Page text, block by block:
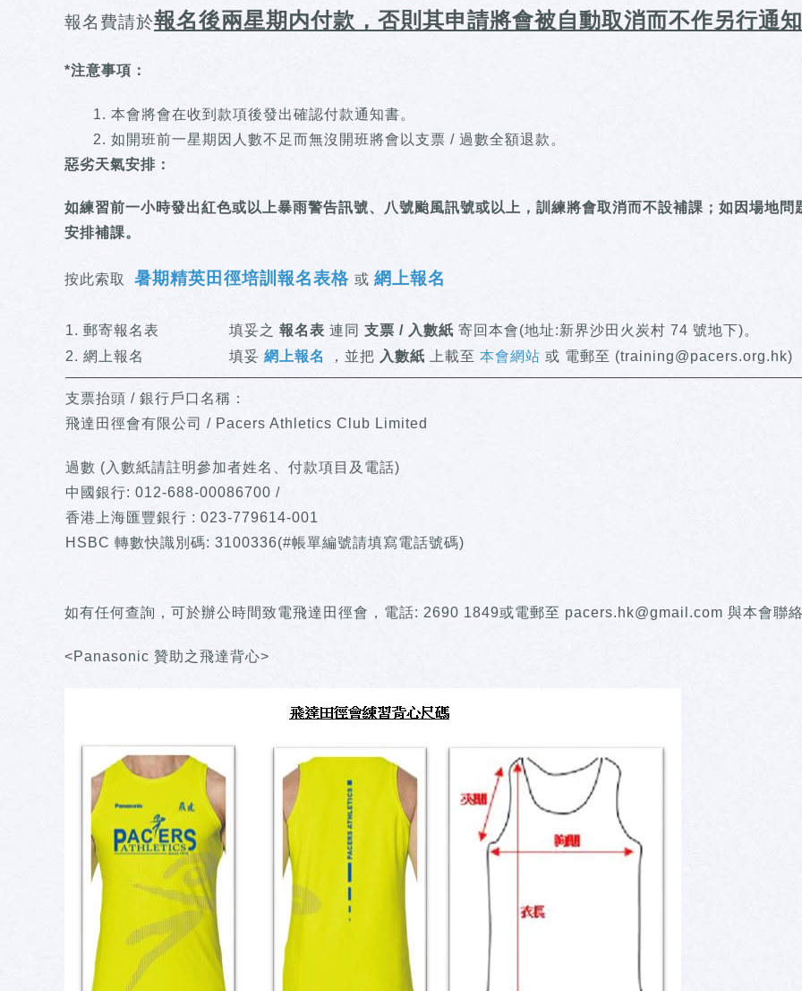
報名費請於報名後兩星期内付款，否則其申請將會被自動取消而不作另行通
*注意事項：
本會將會在收到款項後發出確認付款通知書。
如開班前一星期因人數不足而無沒開班將會以支票 / 過數全額退款。
惡劣天氣安排：
如練習前一小時發出紅色或以上暴雨警告訊號、八號颱風訊號或以上，訓練將會取消而不設補課；如因場地
安排補課。
按此索取 暑期精英田徑培訓報名表格 或 網上報名
1. 郵寄報名表 填妥之 報名表 連同 支票 / 入數紙 寄回本會(地址:新界沙田火炭村 74 號地下)。
2. 網上報名
填妥 網上報名 ，並把 入數紙 上載至 本會網站 或 電郵至 (training@pacers.org.hk)
支票抬頭 / 銀行戶口名稱：
飛達田徑會有限公司 / Pacers Athletics Club Limited
過數 (入數紙請註明參加者姓名、付款項目及電話)
中國銀行: 012-688-00086700 /
香港上海匯豐銀行 : 023-779614-001
HSBC 轉數快識別碼: 3100336(#帳單編號請填寫電話號碼)
如有任何查詢，可於辦公時間致電飛達田徑會，電話: 2690 1849或電郵至 pacers.hk@gmail.com 與本會聯
<Panasonic 贊助之飛達背心>